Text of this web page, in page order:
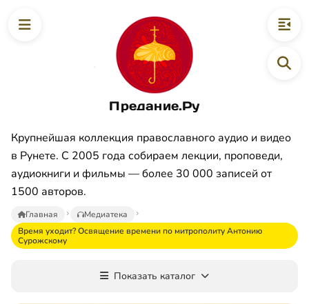
Предание.Ру
Крупнейшая коллекция православного аудио и видео
в Рунете. С 2005 года собираем лекции, проповеди,
аудиокниги и фильмы — более 30 000 записей от
1500 авторов.
Главная
Медиатека
Время уходит? Освящение времени по митрополиту Антонию
Сурожскому
Показать каталог